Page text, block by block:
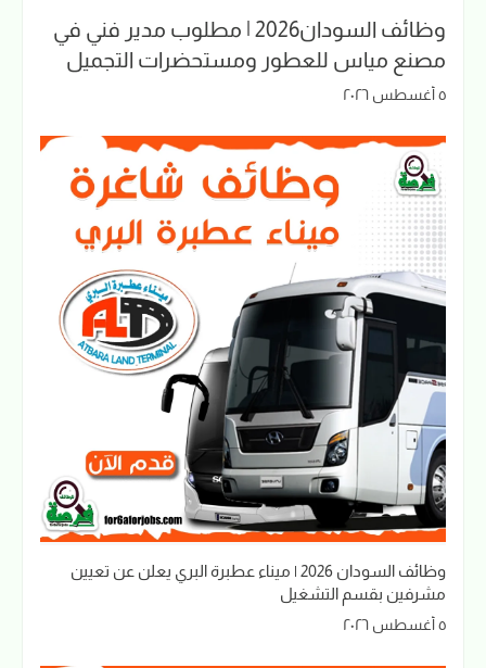
وظائف السودان2026 | مطلوب مدير فني في
مصنع مياس للعطور ومستحضرات التجميل
٥ أغسطس ٢٠٢٦
وظائف السودان 2026 | ميناء عطبرة البري يعلن عن تعيين
مشرفين بقسم التشغيل
٥ أغسطس ٢٠٢٦